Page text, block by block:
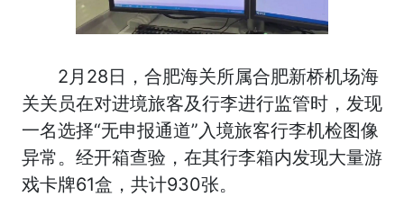
2月28日，合肥海关所属合肥新桥机场海
关关员在对进境旅客及行李进行监管时，发现
一名选择“无申报通道”入境旅客行李机检图像
异常。经开箱查验，在其行李箱内发现大量游
戏卡牌61盒，共计930张。